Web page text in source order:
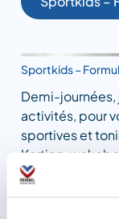
Sportkids –
Demi-
activités, pour
sportives et
Karting,
canyoning, paint